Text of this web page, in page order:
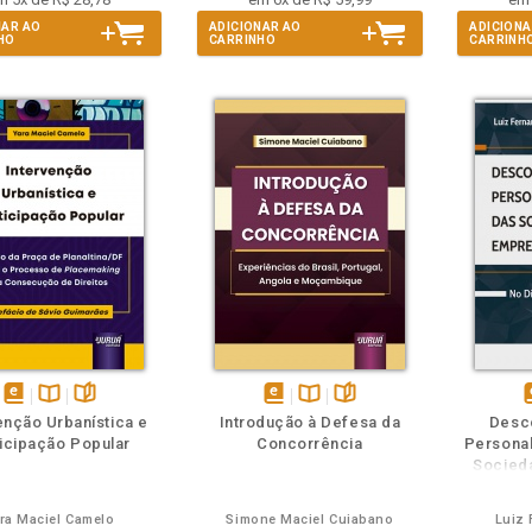
AO
ADICIONAR AO
CARRINHO
disponível
em
Disponível
na
páginas
Urbanística e
Popular
Maciel Camelo
disponível
em
Disponível
na
páginas
Introdução à Defesa da
Concorrência
Simone Maciel Cuiabano Luiz
Folheie